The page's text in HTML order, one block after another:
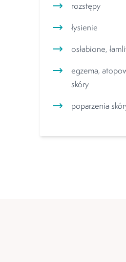
rozstępy
łysienie
osłabione,
egzema,
skóry
poparzenia